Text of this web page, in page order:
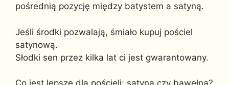
pośrednią pozycję między batystem a satyną.
Jeśli środki pozwalają, śmiało kupuj pościel
satynową.
Słodki sen przez kilka lat ci jest gwarantowany.